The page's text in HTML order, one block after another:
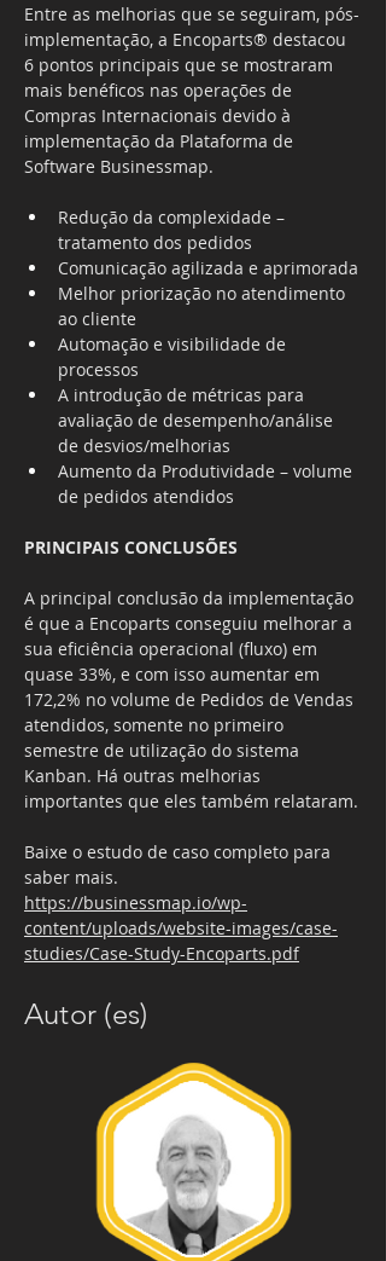
Entre as melhorias que se seguiram, pós-
implementação, a Encoparts® destacou
6 pontos principais que se mostraram
mais benéficos nas operações de
Compras Internacionais devido à
implementação da Plataforma de
Software Businessmap.
Redução da complexidade –
tratamento dos pedidos
Comunicação agilizada e aprimorada
Melhor priorização no atendimento
ao cliente
Automação e visibilidade de
processos
A introdução de métricas para
avaliação de desempenho/análise
de desvios/melhorias
Aumento da Produtividade – volume
de pedidos atendidos
PRINCIPAIS CONCLUSÕES
A principal conclusão da implementação
é que a Encoparts conseguiu melhorar a
sua eficiência operacional (fluxo) em
quase 33%, e com isso aumentar em
172,2% no volume de Pedidos de Vendas
atendidos, somente no primeiro
semestre de utilização do sistema
Kanban. Há outras melhorias
importantes que eles também relataram.
Baixe o estudo de caso completo para
saber mais.
https://businessmap.io/wp-
content/uploads/website-images/case-
studies/Case-Study-Encoparts.pdf
Autor (es)